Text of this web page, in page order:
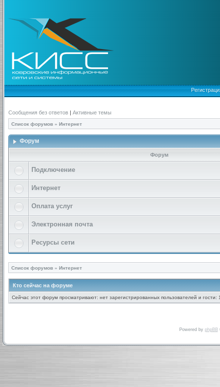
Сообщения без ответов | Активные темы
Список форумов » Интернет
Форум
Форум
Подключение
Интернет
Оплата услуг
Электронная почта
Ресурсы сети
Список форумов » Интернет
Кто сейчас на форуме
Сейчас этот форум просматривают: нет зарегистрированных пользователей и гости:
Powered by phpBB